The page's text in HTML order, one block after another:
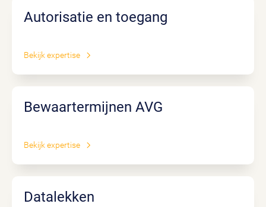
Autorisatie en toegang
Bekijk expertise
Bewaartermijnen AVG
Bekijk expertise
Datalekken